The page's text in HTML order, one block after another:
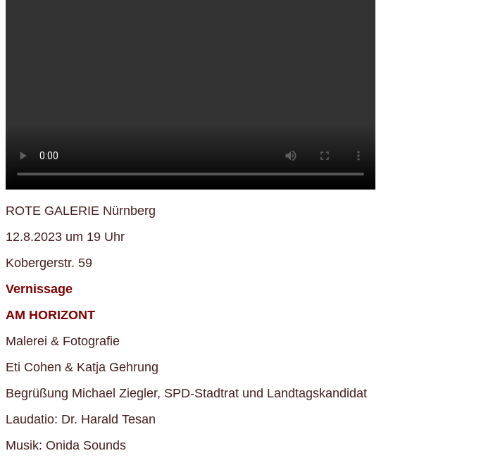
ROTE GALERIE Nürnberg
12.8.2023 um 19 Uhr
Kobergerstr. 59
Vernissage
AM HORIZONT
Malerei & Fotografie
Eti Cohen & Katja Gehrung
Begrüßung Michael Ziegler, SPD-Stadtrat und Landtagskandidat
Laudatio: Dr. Harald Tesan
Musik: Onida Sounds